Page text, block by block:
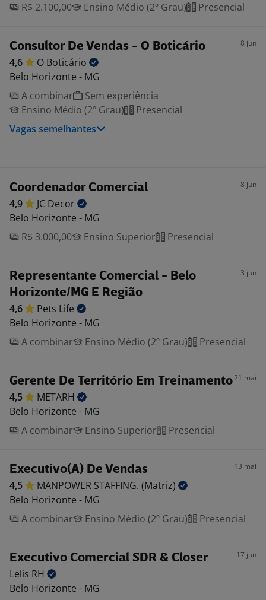
R$ 2.100,00
Ensino Médio (2º Grau) Presencial
Consultor De Vendas - O Boticário 8 jun
4,6 O Boticário
Belo Horizonte - MG
A combinar
Sem experiência
Ensino Médio (2º Grau)
Presencial
Vagas semelhantes
Coordenador Comercial 8 jun
4,9 JC Decor
Belo Horizonte - MG
R$ 3.000,00
Ensino Superior Presencial
Representante Comercial - Belo
Horizonte/MG E Região
3 jun
4,6 Pets Life
Belo Horizonte - MG
A combinar
Ensino Médio (2º Grau) Presencial
Gerente De Território Em Treinamento21 mai
4,5
METARH
Belo Horizonte - MG
A combinar
Ensino Superior Presencial
Executivo(A) De Vendas 13 mai
4,5 MANPOWER STAFFING. (Matriz)
Belo Horizonte - MG
A combinar
Ensino Médio (2º Grau) Presencial
Executivo Comercial SDR & Closer 17 jun
Lelis RH
Belo Horizonte - MG